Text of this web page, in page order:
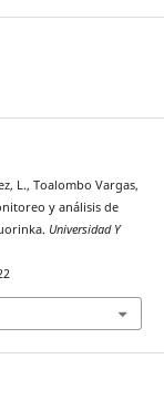
L., Toalombo Vargas,
y análisis de
Universidad Y